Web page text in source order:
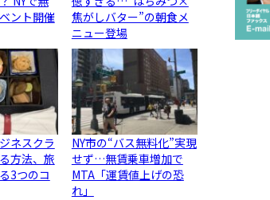
ント開催
焦がしバター”の朝食メ
ニュー登場
ネスクラ
方法、旅
3つのコ
NY市の“バス無料化”実現
せず…無賃乗車増加で
MTA「運賃値上げの恐
れ」